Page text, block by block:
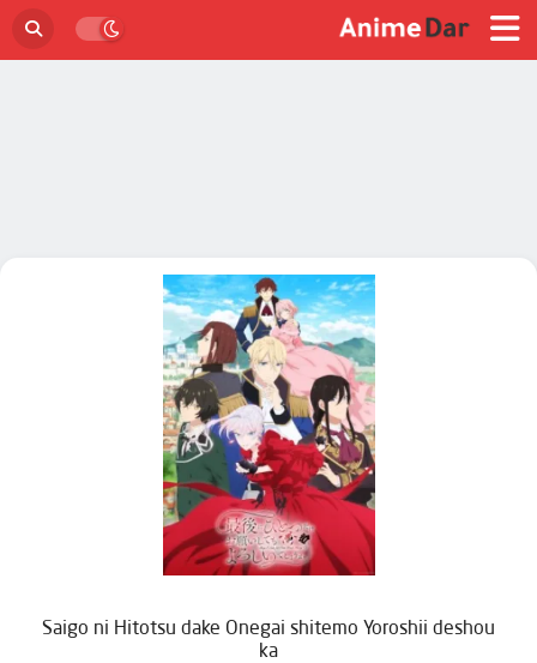
Saigo ni Hitotsu dake Onegai shitemo Yoroshii deshou
ka